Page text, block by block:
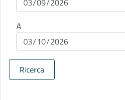
A
Ricerca